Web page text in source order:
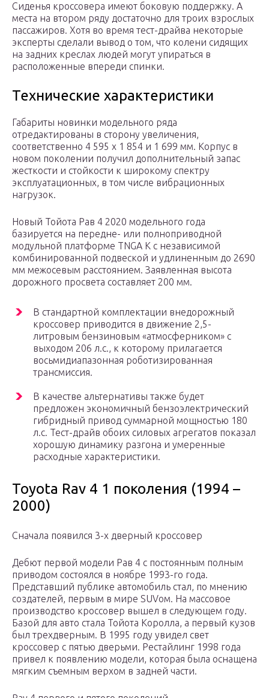
Сиденья кроссовера имеют боковую поддержку. А
места на втором ряду достаточно для троих взрослых
пассажиров. Хотя во время тест-драйва некоторые
эксперты сделали вывод о том, что колени сидящих
на задних креслах людей могут упираться в
расположенные впереди спинки.
Технические характеристики
Габариты новинки модельного ряда
отредактированы в сторону увеличения,
соответственно 4 595 х 1 854 и 1 699 мм. Корпус в
новом поколении получил дополнительный запас
жесткости и стойкости к широкому спектру
эксплуатационных, в том числе вибрационных
нагрузок.
Новый Тойота Рав 4 2020 модельного года
базируется на передне- или полноприводной
модульной платформе TNGA K с независимой
комбинированной подвеской и удлиненным до 2690
мм межосевым расстоянием. Заявленная высота
дорожного просвета составляет 200 мм.
В стандартной комплектации внедорожный
кроссовер приводится в движение 2,5-
литровым бензиновым «атмосферником» с
выходом 206 л.с., к которому прилагается
восьмидиапазонная роботизированная
трансмиссия.
В качестве альтернативы также будет
предложен экономичный бензоэлектрический
гибридный привод суммарной мощностью 180
л.с. Тест-драйв обоих силовых агрегатов показал
хорошую динамику разгона и умеренные
расходные характеристики.
Toyota Rav 4 1 поколения (1994 –
2000)
Сначала появился 3-х дверный кроссовер
Дебют первой модели Рав 4 с постоянным полным
приводом состоялся в ноябре 1993-го года.
Представший публике автомобиль стал, по мнению
создателей, первым в мире SUVом. На массовое
производство кроссовер вышел в следующем году.
Базой для авто стала Тойота Королла, а первый кузов
был трехдверным. В 1995 году увидел свет
кроссовер с пятью дверьми. Рестайлинг 1998 года
привел к появлению модели, которая была оснащена
мягким съемным верхом в задней части.